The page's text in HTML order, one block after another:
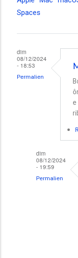
Spaces
dim
08/12/2024
- 18:53
Permalien
dim
08/12/2024
- 19:59
Permalien